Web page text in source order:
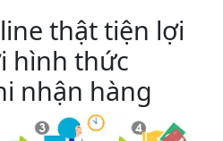
thật tiện lợi
hình thức
nhận hàng